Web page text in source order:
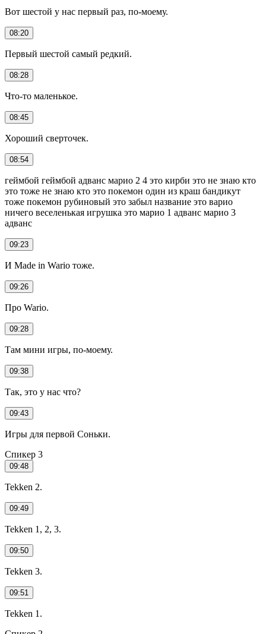
Вот шестой у нас первый раз, по-моему.
08:20
Первый шестой самый редкий.
08:28
Что-то маленькое.
08:45
Хороший сверточек.
08:54
геймбой геймбой адванс марио 2 4 это кирби это не знаю кто
это тоже не знаю кто это покемон один из краш бандикут
тоже покемон рубиновый это забыл название это варио
ничего веселенькая игрушка это марио 1 адванс марио 3
адванс
09:23
И Made in Wario тоже.
09:26
Про Wario.
09:28
Там мини игры, по-моему.
09:38
Так, это у нас что?
09:43
Игры для первой Соньки.
Спикер 3
09:48
Tekken 2.
09:49
Tekken 1, 2, 3.
09:50
Tekken 3.
09:51
Tekken 1.